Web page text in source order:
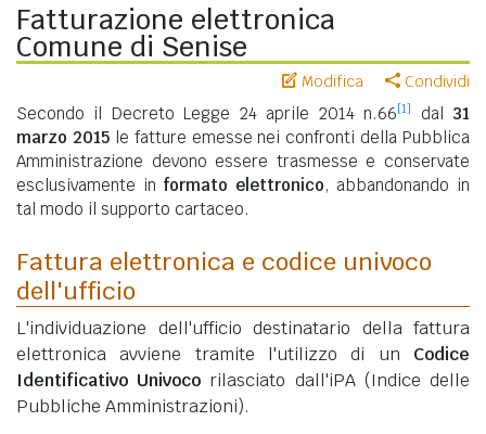
Fatturazione elettronica
Comune di Senise
Modifica Condividi
Secondo il Decreto Legge 24 aprile 2014 n.66[1] dal 31
marzo 2015le fatture emesse nei confronti della Pubblica
Amministrazione devono essere trasmesse e conservate
esclusivamente in formato elettronico, abbandonando in
tal modo il supporto cartaceo.
Fattura elettronica e codice univoco
dell'ufficio
L'individuazione dell'ufficio destinatario della fattura
elettronica avviene tramite l'utilizzo di un Codice
Identificativo Univoco rilasciato dall'iPA (Indice delle
Pubbliche Amministrazioni).